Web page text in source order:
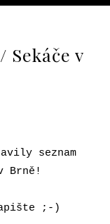
Sekáče v
seznam
Brně!
;-)